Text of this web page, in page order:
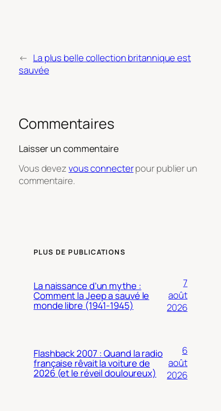
← La plus belle collection britannique est
sauvée
Commentaires
Laisser un commentaire
Vous devezvous connecterpour publier un
commentaire.
PLUS DE PUBLICATIONS
La naissance d’un mythe :
Comment la Jeep a sauvé le
monde libre (1941-1945)
7
août
2026
Flashback 2007 : Quand la radio
française rêvait la voiture de
2026 (et le réveil douloureux)
6
août
2026